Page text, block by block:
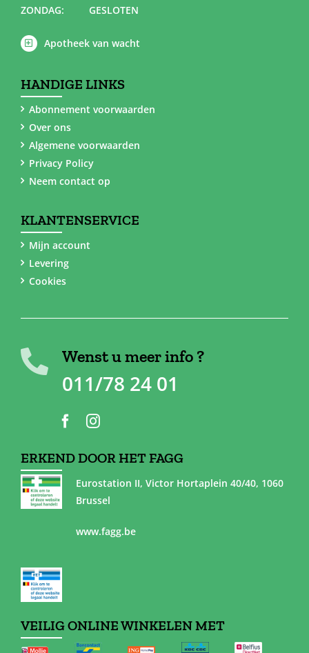
ZONDAG:
GESLOTEN
Apotheek van wacht
HANDIGE LINKS
Abonnement voorwaarden
Over ons
Algemene voorwaarden
Privacy Policy
Neem contact op
KLANTENSERVICE
Mijn account
Levering
Cookies
Wenst u meer info ?
011/78 24 01
ERKEND DOOR HET FAGG
Eurostation II, Victor Hortaplein 40/40, 1060
Brussel
www.fagg.be
VEILIG ONLINE WINKELEN MET